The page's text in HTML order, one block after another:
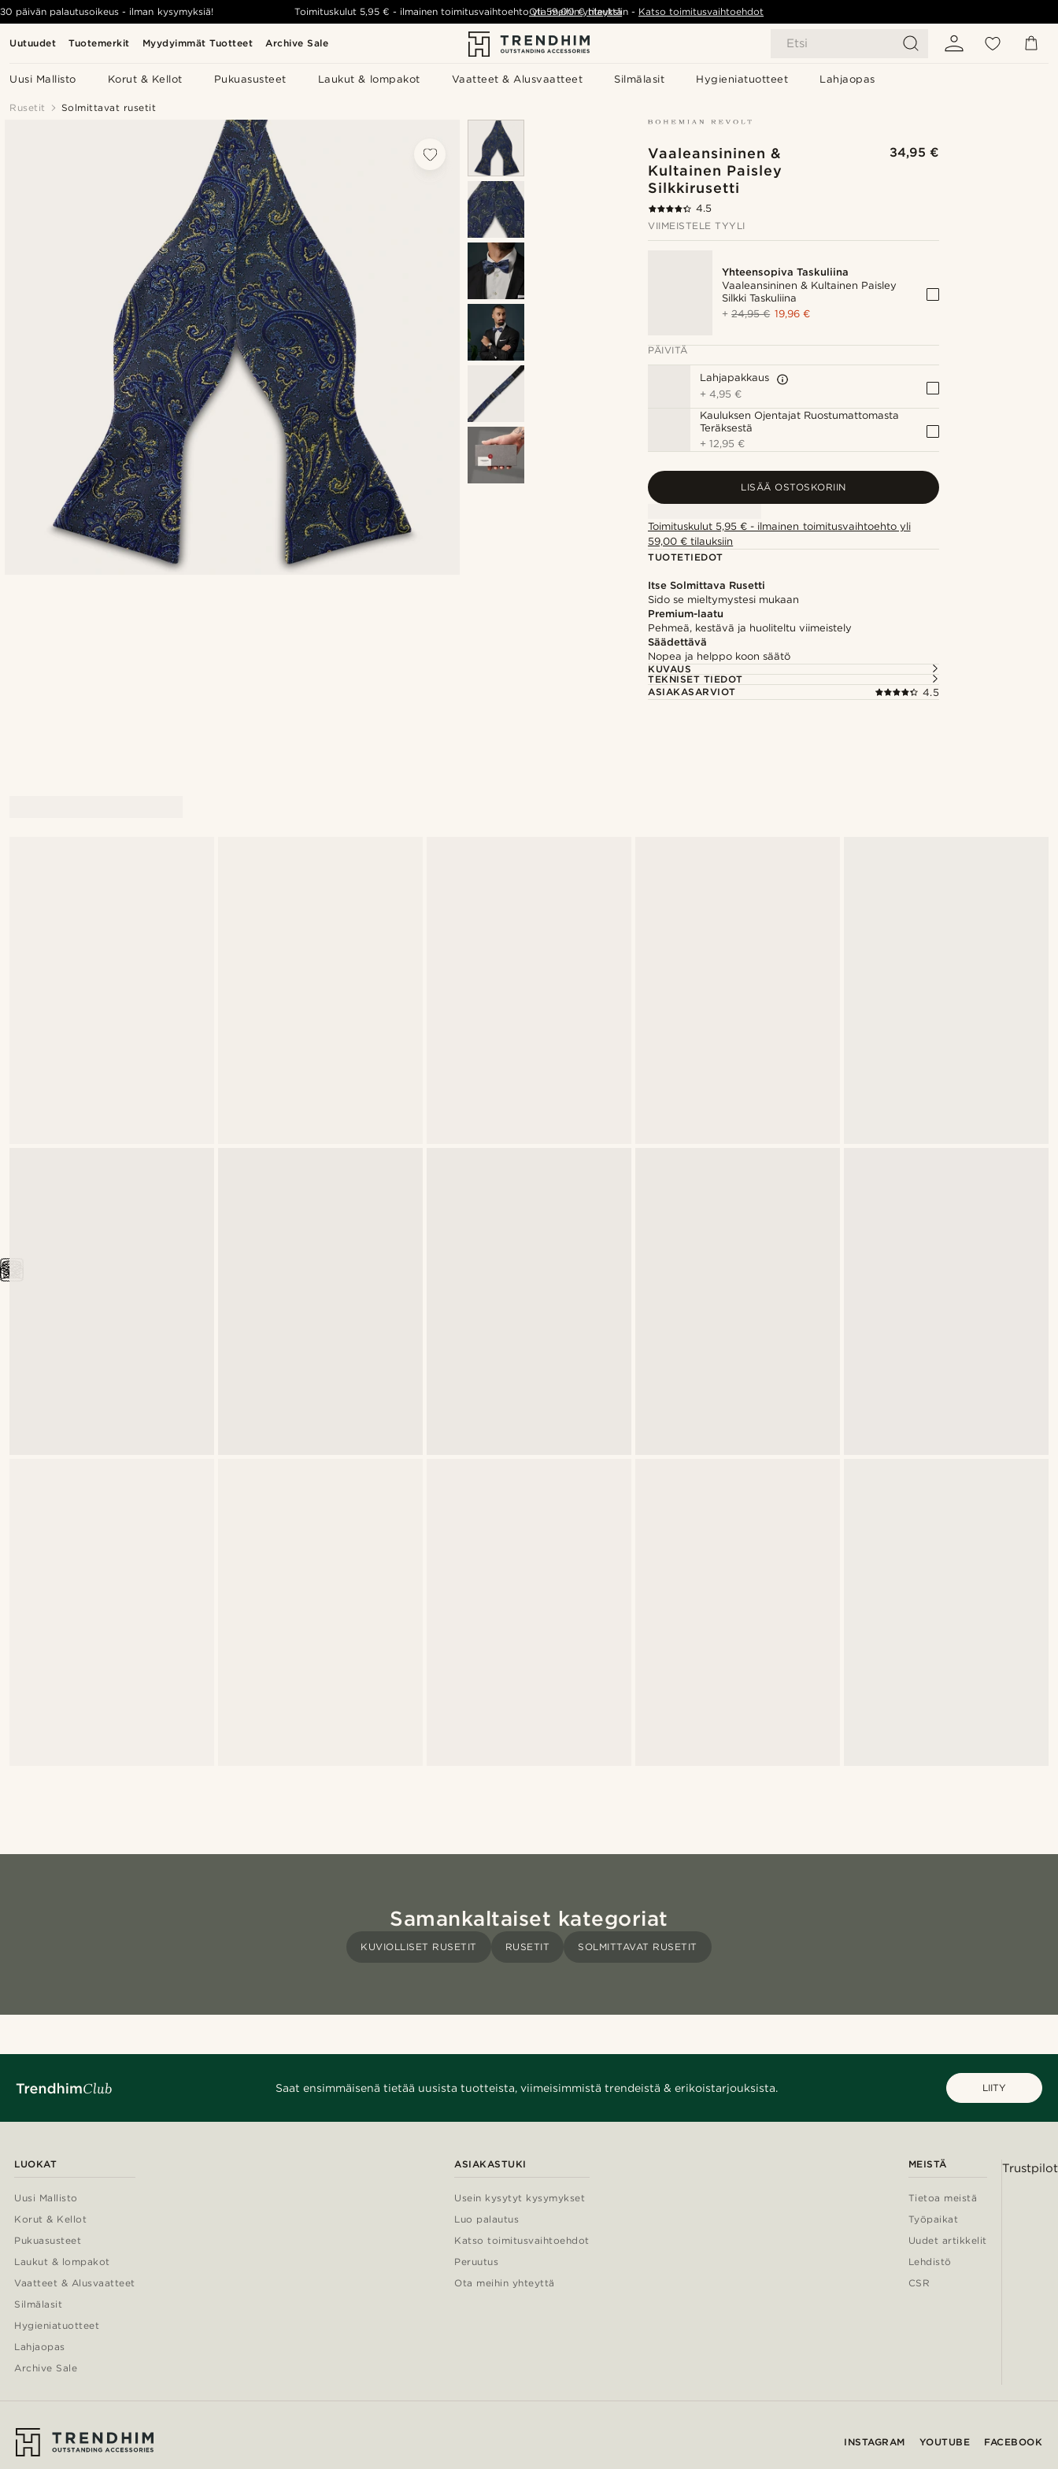
Uutuudet Tuotemerkit Myydyimmät Tuotteet Archive Sale Etsi
Uusi Mallisto Korut & Kellot Pukuasusteet Laukut & lompakot Vaatteet & Alusvaatteet Silmälasit Hygieniatuotteet Lahjaopas
30 päivän palautusoikeus - ilman kysymyksiä! Toimituskulut 5,95 € - ilmainen toimitusvaihtoehto yli 59,00 €tilauksiin - Katso toimitusvaihtoehdot
Ota meihin yhteyttä
Rusetit Solmittavat rusetit
Vaaleansininen &
Kultainen Paisley
Silkkirusetti
34,95 €
4.5
VIIMEISTELE TYYLI
Yhteensopiva Taskuliina
Vaaleansininen & Kultainen Paisley
Silkki Taskuliina
+24,95 € 19,96 €
PÄIVITÄ
Lahjapakkaus
+4,95 €
Kauluksen Ojentajat Ruostumattomasta
Teräksestä
+12,95 €
LISÄÄ OSTOSKORIIN
Toimituskulut 5,95 € - ilmainen toimitusvaihtoehto yli
59,00 € tilauksiin
TUOTETIEDOT
Itse Solmittava Rusetti
Sido se mieltymystesi mukaan
Premium-laatu
Pehmeä, kestävä ja huoliteltu viimeistely
Säädettävä
Nopea ja helppo koon säätö
KUVAUS
TEKNISET TIEDOT
ASIAKASARVIOT
4.5
Samankaltaiset kategoriat
KUVIOLLISET RUSETIT RUSETIT SOLMITTAVAT RUSETIT
Saat ensimmäisenä tietää uusista tuotteista, viimeisimmistä trendeistä & erikoistarjouksista. LIITY
LUOKAT
Uusi Mallisto
Korut & Kellot
Pukuasusteet
Laukut & lompakot
Vaatteet & Alusvaatteet
Silmälasit
Hygieniatuotteet
Lahjaopas
Archive Sale
ASIAKASTUKI
Usein kysytyt kysymykset
Luo palautus
Katso toimitusvaihtoehdot
Peruutus
Ota meihin yhteyttä
MEISTÄ
Tietoa meistä
Työpaikat
Uudet artikkelit
Lehdistö
CSR
Trustpilot
INSTAGRAM YOUTUBE FACEBOOK